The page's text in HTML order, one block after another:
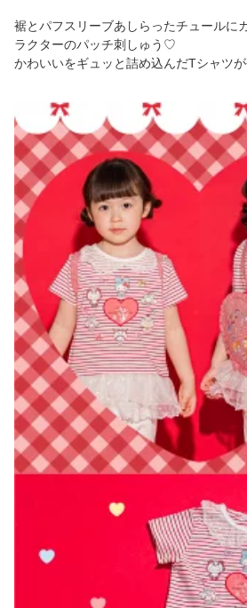
裾とパフスリーブあしらったチュールに
ラクターのパッチ刺しゅう♡
かわいいをギュッと詰め込んだTシャツが